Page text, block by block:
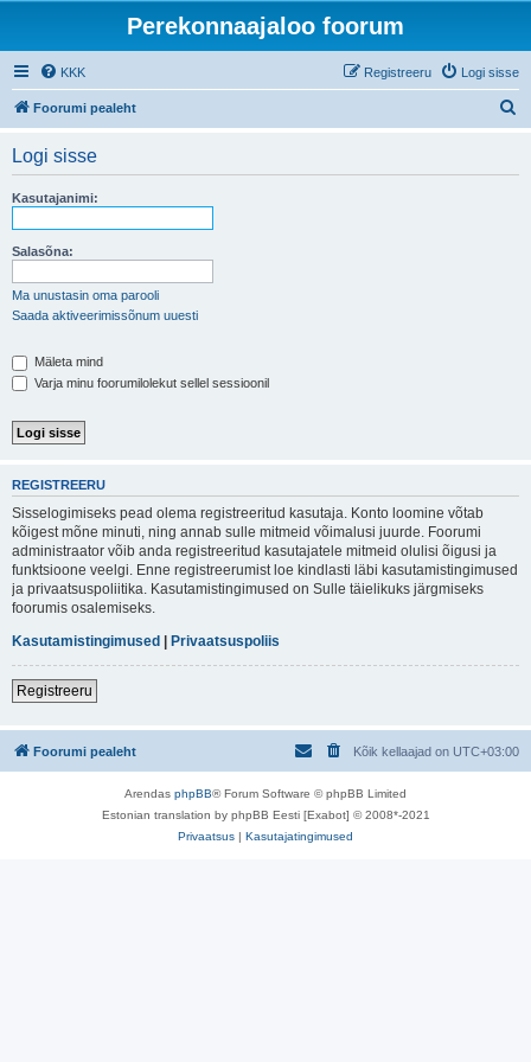
Perekonnaajaloo foorum
KKK Logi sisse
Registreeru
Foorumi pealeht
Logi sisse
Kasutajanimi:
Salasõna:
Ma unustasin oma parooli
Saada aktiveerimissõnum uuesti
Mäleta mind
Varja minu foorumilolekut sellel sessioonil
REGISTREERU
Sisselogimiseks pead olema registreeritud kasutaja. Konto loomine võtab
kõigest mõne minuti, ning annab sulle mitmeid võimalusi juurde. Foorumi
administraator võib anda registreeritud kasutajatele mitmeid olulisi õigusi ja
funktsioone veelgi. Enne registreerumist loe kindlasti läbi kasutamistingimused
ja privaatsuspoliitika. Kasutamistingimused on Sulle täielikuks järgmiseks
foorumis osalemiseks.
Kasutamistingimused | Privaatsuspoliis
Registreeru
Foorumi pealeht Kõik kellaajad on UTC+03:00
Arendas phpBB® Forum Software © phpBB Limited
Estonian translation by phpBB Eesti [Exabot] © 2008*-2021
Privaatsus | Kasutajatingimused